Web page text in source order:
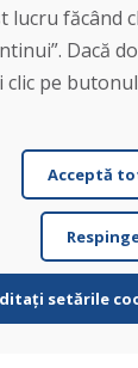
Magazin online
Termeni și condiții
Livrare și plată
Plângere
Cookies
lucru făcând
Dacă
clic pe
Acceptă
setările